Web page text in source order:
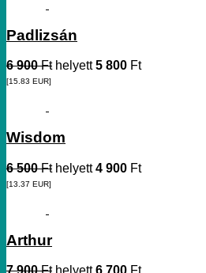
Padlizsán
6 900 Fthelyett5 800 Ft
[15.83 EUR]
Wisdom
6 500 Fthelyett4 900 Ft
[13.37 EUR]
Arthur